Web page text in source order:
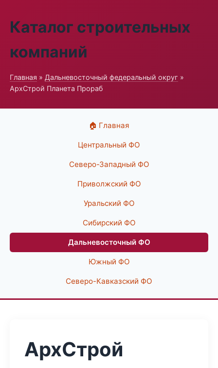
Каталог строительных
компаний
Главная » Дальневосточный федеральный округ »
АрхСтрой Планета Прораб
🏠 Главная
Центральный ФО
Северо-Западный ФО
Приволжский ФО
Уральский ФО
Сибирский ФО
Дальневосточный ФО
Южный ФО
Северо-Кавказский ФО
АрхСтрой